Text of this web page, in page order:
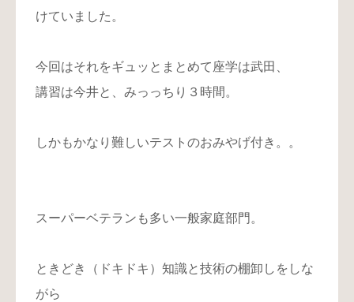
けていました。
今回はそれをギュッとまとめて座学は武田、
講習は今井と、みっっちり３時間。
しかもかなり難しいテストのおみやげ付き。。
スーパーベテランも多い一般家庭部門。
ときどき（ドキドキ）知識と技術の棚卸しをしな
がら